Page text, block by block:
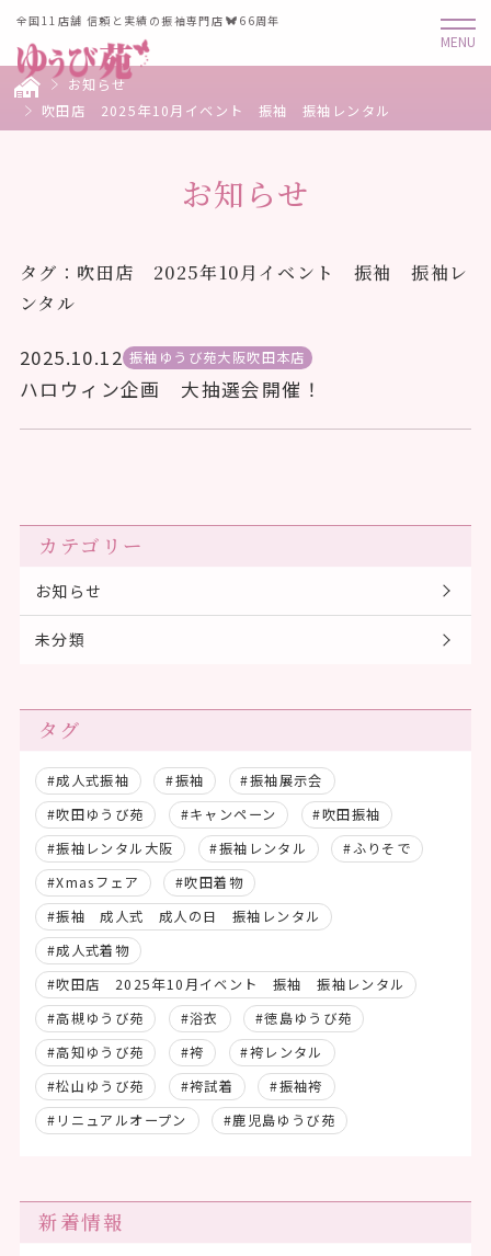
全国11店舗 信頼と実績の振袖専門店 66周年
お知らせ
吹田店 2025年10月イベント 振袖 振袖レンタル
お知らせ
タグ：吹田店 2025年10月イベント 振袖 振袖レ
ンタル
2025.10.12 振袖ゆうび苑大阪吹田本店
ハロウィン企画 大抽選会開催！
カテゴリー
お知らせ
未分類
タグ
#成人式振袖 #振袖
#振袖展示会
#吹田ゆうび苑
#キャンペーン
#吹田振袖
#振袖レンタル大阪
#振袖レンタル
#ふりそで
#Xmasフェア
#吹田着物
#振袖 成人式 成人の日 振袖レンタル
#成人式着物
#吹田店 2025年10月イベント 振袖 振袖レンタル
#高槻ゆうび苑
#浴衣
#徳島ゆうび苑
#高知ゆうび苑
#袴
#袴レンタル
#松山ゆうび苑
#袴試着
#振袖袴
#リニュアルオープン
#鹿児島ゆうび苑
新着情報